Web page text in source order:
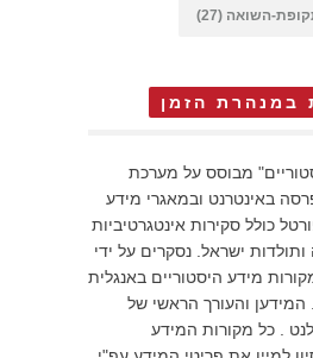
השואה (27)
במנהרת הזמן
מבוסס על מערכת
באינטרנט ובמאגרי מידע
כולל סקירות אינטגרטיביות
ישראל. נסקרים על ידי
מידע היסטוריים באנגלית
המידען והעורך הראשי של
. כל מקורות המידע